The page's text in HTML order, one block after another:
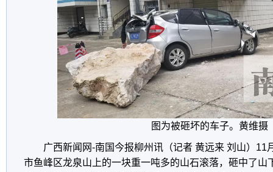
图为被砸坏的车子。黄维摄
广西新闻网-南国今报柳州讯（记者 黄远来 刘山）11
市鱼峰区龙泉山上的一块重一吨多的山石滚落，砸中了山